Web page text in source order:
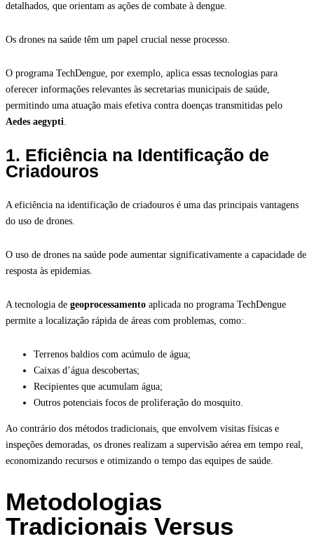
detalhados, que orientam as ações de combate à dengue.
Os drones na saúde têm um papel crucial nesse processo.
O programa TechDengue, por exemplo, aplica essas tecnologias para
oferecer informações relevantes às secretarias municipais de saúde,
permitindo uma atuação mais efetiva contra doenças transmitidas pelo
Aedes aegypti.
1. Eficiência na Identificação de
Criadouros
A eficiência na identificação de criadouros é uma das principais vantagens
do uso de drones.
O uso de drones na saúde pode aumentar significativamente a capacidade de
resposta às epidemias.
A tecnologia de geoprocessamento aplicada no programa TechDengue
permite a localização rápida de áreas com problemas, como:.
Terrenos baldios com acúmulo de água;
Caixas d’água descobertas;
Recipientes que acumulam água;
Outros potenciais focos de proliferação do mosquito.
Ao contrário dos métodos tradicionais, que envolvem visitas físicas e
inspeções demoradas, os drones realizam a supervisão aérea em tempo real,
economizando recursos e otimizando o tempo das equipes de saúde.
Metodologias
Tradicionais Versus